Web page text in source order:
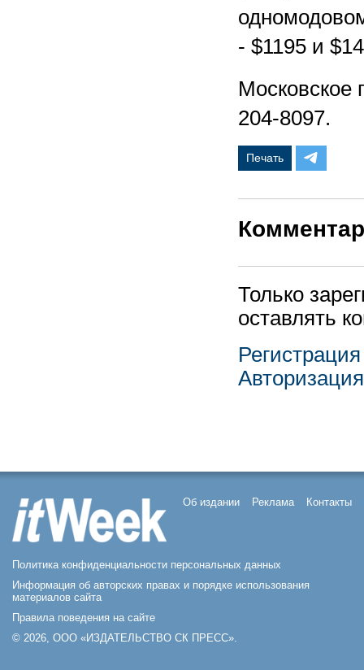
- $1195 и
Московское
204-
Печать
Только
оставлять
Регистрация
Авторизация
Об издании Реклама Контакты
Политика конфиденциальности персональных данных
Информация об авторских правах и порядке использования
материалов сайта
Правила поведения на сайте
© 2026, ООО «ИЗДАТЕЛЬСТВО СК ПРЕСС».